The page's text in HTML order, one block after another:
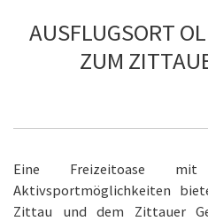
AUSFLUGSORT
ZUM
Eine Freizeitoase mit
Aktivsportmöglichkeiten
Zittau und dem Zittauer